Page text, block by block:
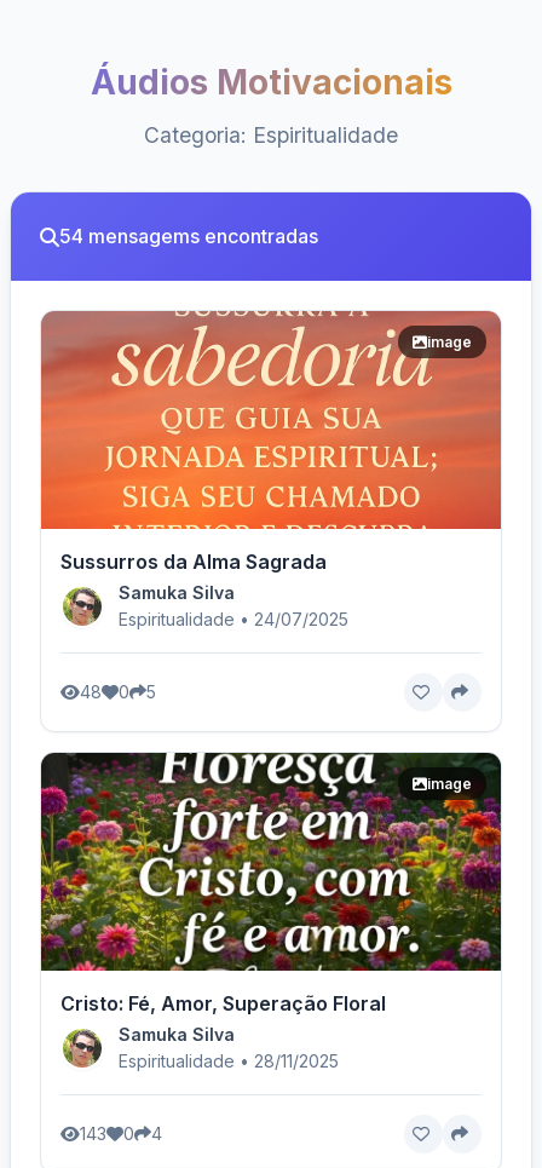
Áudios Motivacionais
Categoria: Espiritualidade
54 mensagems encontradas
image
Sussurros da Alma Sagrada
Samuka Silva
Espiritualidade • 24/07/2025
48 0 5
image
Cristo: Fé, Amor, Superação Floral
Samuka Silva
Espiritualidade • 28/11/2025
143 0 4